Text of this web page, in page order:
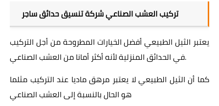
تركيب العشب الصناعي شركة تنسيق حدائق ساجر
يعتبر الثيل الطبيعي أفضل الخيارات المطروحة من أجل التركيب
في الحدائق المنزلية لأنه أكثر أمانا من العشب الصناعي.
كما أن الثيل الطبيعي لا يعتبر مرهق ماديا عند التركيب مثلما
هو الحال بالنسبة إلى العشب الصناعي